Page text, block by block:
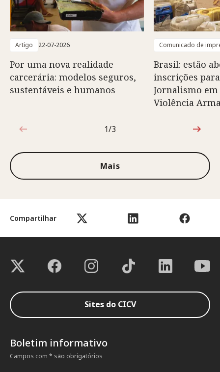
Compartilhar
Artigo 22-07-2026
Por uma nova realidade
carcerária: modelos seguros,
sustentáveis e humanos
Comunicado de
Brasil: estão
inscrições
Jornalismo
Violência
1 de 3
1/3
Mais
Sites do CICV
Boletim informativo
Campos com * são obrigatórios